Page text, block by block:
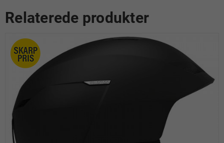
Relaterede produkter